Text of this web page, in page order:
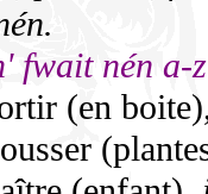
fwait nén a-
(en